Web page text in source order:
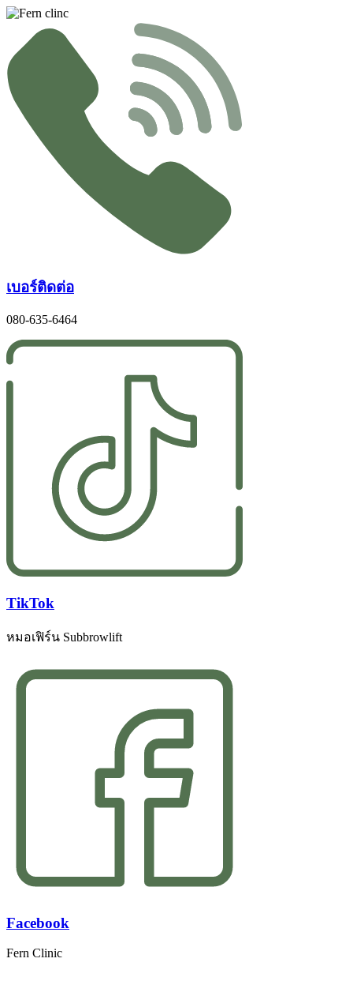
Skip
content
เบอร์ติดต่อ
080-635-6464
TikTok
หมอเฟิร์น Subbrowlift
Facebook
Fern Clinic